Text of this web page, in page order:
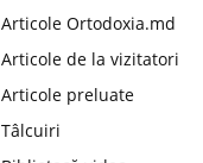
Articole Ortodoxia.md
Articole de la vizitatori
Articole preluate
Tâlcuiri